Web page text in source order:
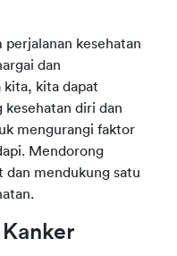
perjalanan kesehatan
dan
kita, kita dapat
kesehatan diri dan
mengurangi faktor
Mendorong
dan mendukung satu
.